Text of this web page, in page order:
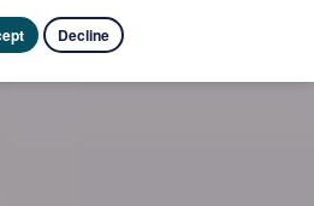
Decline